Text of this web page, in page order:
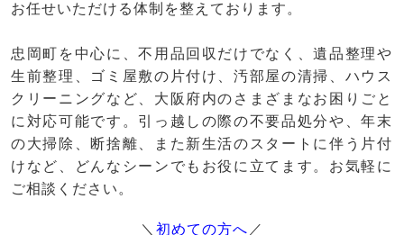
お任せいただける体制を整えております。
忠岡町を中心に、不用品回収だけでなく、遺品整理や
生前整理、ゴミ屋敷の片付け、汚部屋の清掃、ハウス
クリーニングなど、大阪府内のさまざまなお困りごと
に対応可能です。引っ越しの際の不要品処分や、年末
の大掃除、断捨離、また新生活のスタートに伴う片付
けなど、どんなシーンでもお役に立てます。お気軽に
ご相談ください。
＼ 初めての方へ ／